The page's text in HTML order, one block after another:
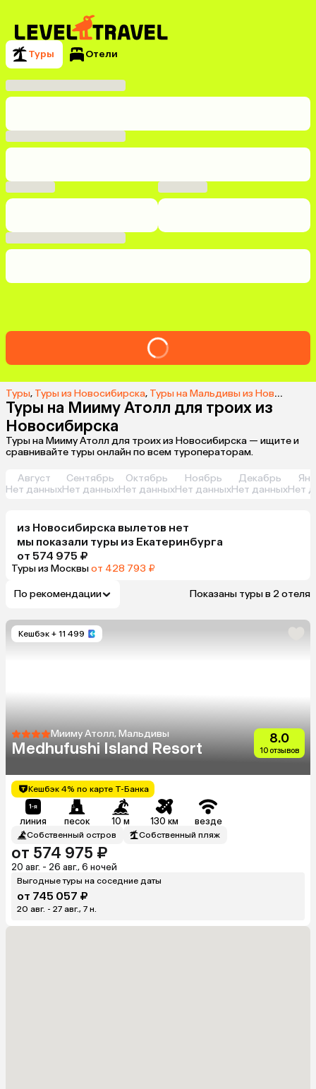
Туры Отели
Туры, Туры из Новосибирска, Туры на Мальдивы из Новосибирска
Туры на Мииму Атолл для троих из
Новосибирска
Туры на Мииму Атолл для троих из Новосибирска — ищите и
сравнивайте туры онлайн по всем туроператорам.
Август
Нет данных
Сентябрь
Нет данных
Октябрь
Нет данных
Ноябрь
Нет данных
Декабрь
Нет данныхНет
из Новосибирска вылетов нет
мы показали туры из Екатеринбурга
от 574 975 ₽
Туры из Москвыот 428 793 ₽
По рекомендации Показаны туры в 2 отеля
Кешбэк + 11 499
Мииму Атолл, Мальдивы
Medhufushi Island Resort
8.0
10 отзывов
Кешбэк 4% по карте Т-Банка
линия песок 10 м 130 км везде
Собственный остров Собственный пляж
от 574 975 ₽
20 авг. - 26 авг., 6 ночей
Выгодные туры на соседние даты
от 745 057 ₽
20 авг. - 27 авг., 7 н.